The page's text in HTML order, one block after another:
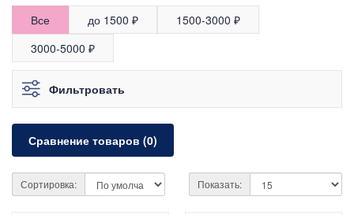
Все до 1500 ₽
1500-3000 ₽
3000-5000 ₽
Фильтровать
Сравнение товаров (0)
Сортировка: Показать: